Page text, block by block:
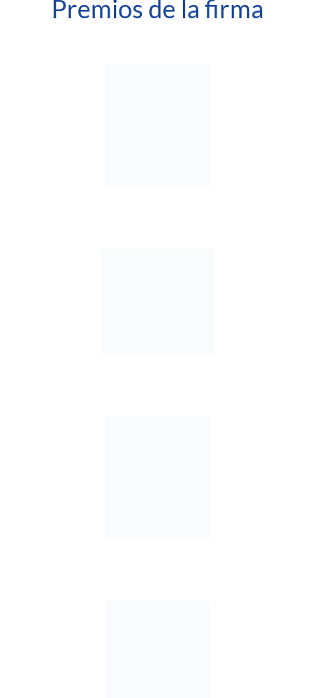
Premios de la firma